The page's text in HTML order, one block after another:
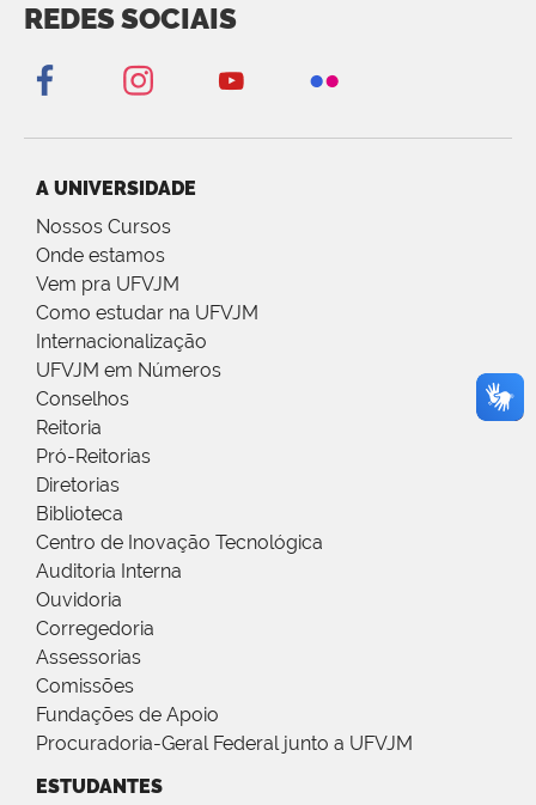
REDES SOCIAIS
A UNIVERSIDADE
Nossos Cursos
Onde estamos
Vem pra UFVJM
Como estudar na UFVJM
Internacionalização
UFVJM em Números
Conselhos
Reitoria
Pró-Reitorias
Diretorias
Biblioteca
Centro de Inovação Tecnológica
Auditoria Interna
Ouvidoria
Corregedoria
Assessorias
Comissões
Fundações de Apoio
Procuradoria-Geral Federal junto a UFVJM
ESTUDANTES